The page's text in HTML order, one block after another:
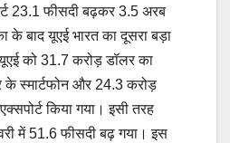
23.1 फीसदी बढ़कर 3.5 अरब
के बाद यूएई भारत का दूसरा बड़ा
को 31.7 करोड़ डॉलर का
के स्मार्टफोन और 24.3 करोड़
किया गया। इसी तरह
में 51.6 फीसदी बढ़ गया। इस